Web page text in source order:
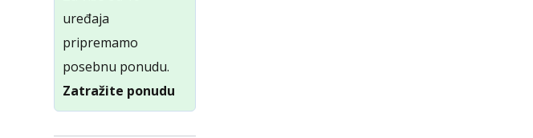
uređaja
pripremamo
posebnu ponudu.
Zatražite ponudu